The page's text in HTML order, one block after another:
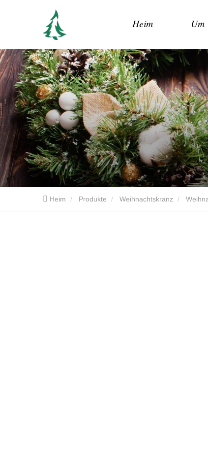
Heim Um
Heim Produkte Weihnachtskranz